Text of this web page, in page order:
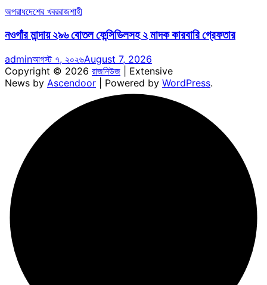
অপরাধদেশের খবররাজশাহী
নওগাঁর মান্দায় ২৯৬ বোতল ফেন্সিডিলসহ ২ মাদক কারবারি গ্রেফতার
adminআগস্ট ৭, ২০২৬August 7, 2026
Copyright © 2026 রাজনিউজ | Extensive
News by Ascendoor | Powered by WordPress.